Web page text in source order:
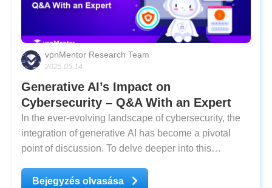
vpnMentor Research Team
2025.05.14.
Generative AI’s Impact on
Cybersecurity – Q&A With an Expert
In the ever-evolving landscape of cybersecurity, the
integration of generative AI has become a pivotal
point of discussion. To delve deeper into this
cybersecurity, we turn to renowned cybersecurity
Bejegyzés olvasása